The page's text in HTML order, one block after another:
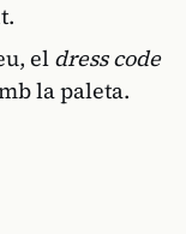
el dress code
la paleta.